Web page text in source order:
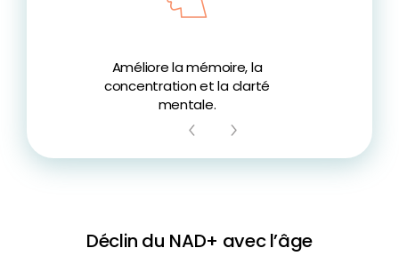
Améliore la mémoire, la
concentration et la clarté
mentale.
Déclin du NAD+ avec l’âge